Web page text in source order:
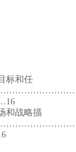
标和任
和战略描